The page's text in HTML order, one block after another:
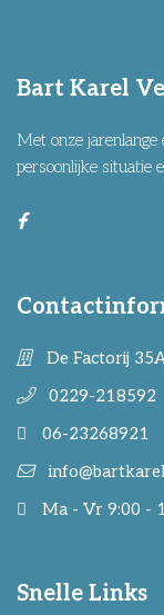
Bart Karel
Met onze
persoonlijke situatie
De Factorij
0229-218592
06-23268921
Ma - Vr 9:00 -
Snelle Links